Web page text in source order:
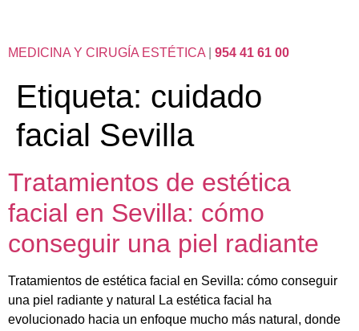
MEDICINA Y CIRUGÍA ESTÉTICA 954 41 61 00
Etiqueta: cuidado
facial Sevilla
Tratamientos de estética
facial en Sevilla: cómo
conseguir una piel radiante
Tratamientos de estética facial en Sevilla: cómo conseguir
una piel radiante y natural La estética facial ha
evolucionado hacia un enfoque mucho más natural, donde